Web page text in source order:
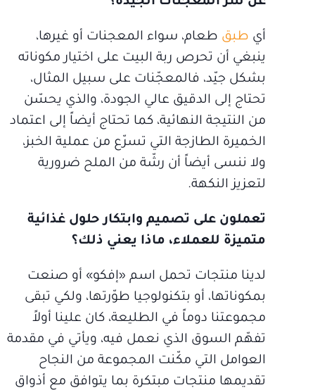
أي طبق طعام، سواء المعجنات أو غيرها،
ينبغي أن تحرص ربة البيت على اختيار مكوناته
بشكل جيّد، فالمعجّنات على سبيل المثال،
تحتاج إلى الدقيق عالي الجودة، والذي يحسّن
من النتيجة النهائية، كما تحتاج أيضاً إلى اعتماد
الخميرة الطازجة التي تسرّع من عملية الخبز،
ولا ننسى أيضاً أن رشّة من الملح ضرورية
لتعزيز النكهة.
تعملون على تصميم وابتكار حلول غذائية
متميزة للعملاء، ماذا يعني ذلك؟
لدينا منتجات تحمل اسم «إفكو» أو صنعت
بمكوناتها، أو بتكنولوجيا طوّرتها، ولكي تبقى
مجموعتنا دوماً في الطليعة، كان علينا أولاً
تفهّم السوق الذي نعمل فيه، ويأتي في مقدمة
العوامل التي مكّنت المجموعة من النجاح
تقديمها منتجات مبتكرة بما يتوافق مع أذواق